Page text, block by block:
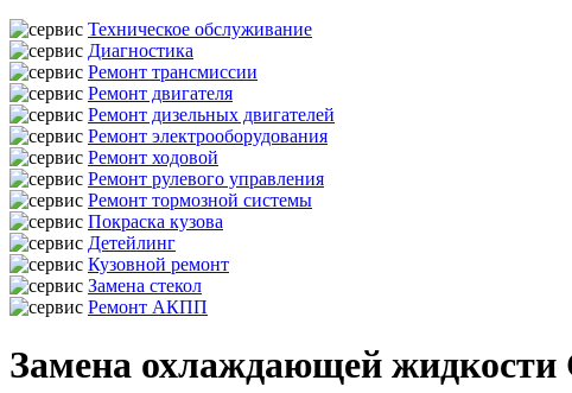
Техническое обслуживание
Диагностика
Ремонт трансмиссии
Ремонт двигателя
Ремонт дизельных двигателей
Ремонт электрооборудования
Ремонт ходовой
Ремонт рулевого управления
Ремонт тормозной системы
Покраска кузова
Детейлинг
Кузовной ремонт
Замена стекол
Ремонт АКПП
Замена охлаждающей